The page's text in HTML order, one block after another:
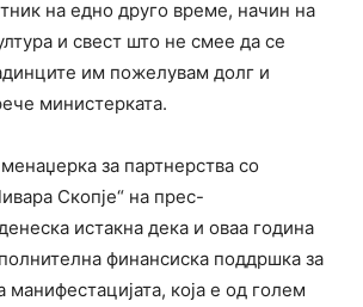
на едно друго време, начин на
и свест што не смее да се
им пожелувам долг и
министерката.
за партнерства со
Скопје“ на прес-
истакна дека и оваа година
финансиска поддршка за
манифестацијата, која е од голем